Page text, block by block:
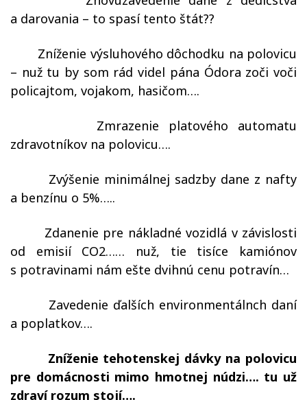
a darovania – to spasí tento štát??
Zníženie výsluhového dôchodku na polovicu
– nuž tu by som rád videl pána Ódora zoči voči
policajtom, vojakom, hasičom….
Zmrazenie platového automatu
zdravotníkov na polovicu….
Zvýšenie minimálnej sadzby dane z nafty
a benzínu o 5%…..
Zdanenie pre nákladné vozidlá v závislosti
od emisií CO2…… nuž, tie tisíce kamiónov
s potravinami nám ešte dvihnú cenu potravín…
Zavedenie ďalších environmentálnch daní
a poplatkov….
Zníženie tehotenskej dávky na polovicu
pre domácnosti mimo hmotnej núdzi…. tu už
zdraví rozum stojí….